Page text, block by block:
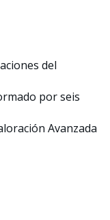
del
por seis
Avanzada